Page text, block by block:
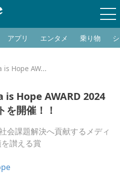
アプリ エンタメ 乗り物
is Hope AW...
Hope AWARD 2024
を開催！！
会課題解決へ貢献するメディ
讃える賞